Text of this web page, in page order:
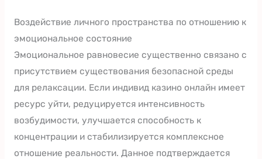
Воздействие личного пространства по отношению к
эмоциональное состояние
Эмоциональное равновесие существенно связано с
присутствием существования безопасной среды
для релаксации. Если индивид казино онлайн имеет
ресурс уйти, редуцируется интенсивность
возбудимости, улучшается способность к
концентрации и стабилизируется комплексное
отношение реальности. Данное подтверждается